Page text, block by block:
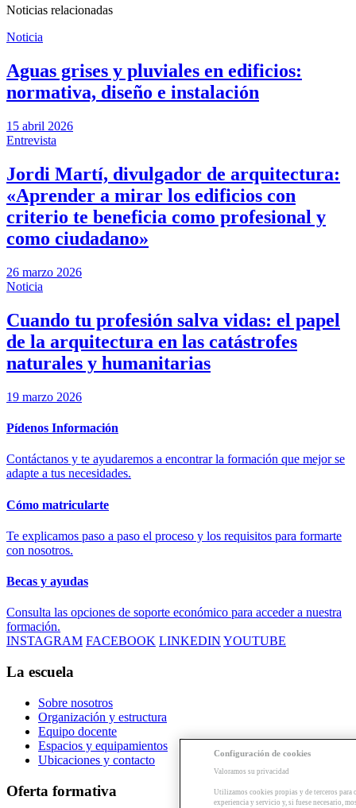
Noticias relacionadas
Noticia
Aguas grises y pluviales en edificios:
normativa, diseño e instalación
15 abril 2026
Entrevista
Jordi Martí, divulgador de arquitectura:
«Aprender a mirar los edificios con
criterio te beneficia como profesional y
como ciudadano»
26 marzo 2026
Noticia
Cuando tu profesión salva vidas: el papel
de la arquitectura en las catástrofes
naturales y humanitarias
19 marzo 2026
Pídenos Información
Contáctanos y te ayudaremos a encontrar la formación que mejor se
adapte a tus necesidades.
Cómo matricularte
Te explicamos paso a paso el proceso y los requisitos para formarte
con nosotros.
Becas y ayudas
Consulta las opciones de soporte económico para acceder a nuestra
formación.
INSTAGRAM FACEBOOK LINKEDIN YOUTUBE
La escuela
Sobre nosotros
Organización y estructura
Equipo docente
Espacios y equipamientos
Ubicaciones y contacto
Oferta formativa
Configuración de cookies
Valoramos su privacidad
Utilizamos cookies propias y de terceros para
experiencia y servicio y, si fuese necesario,